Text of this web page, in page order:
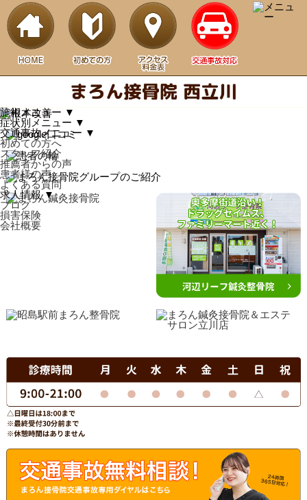
施術メニュー ▼
症状別メニュー ▼
交通事故メニュー ▼
初めての方へ
スタッフ紹介
推薦者からの声
患者様の声
よくある質問
求人情報 ▼
ブログ
損害保険
会社概要
立川市で痛みの根本改善なら、まろん接骨院 西立川へ・手技中心のオーダーメ
イド施術で再発防止